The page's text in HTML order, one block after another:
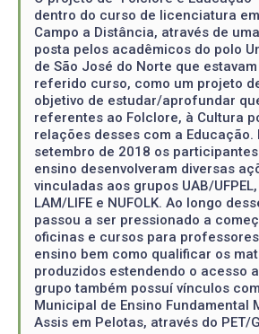
dentro do curso de licenciatura
Campo a Distância, através de
posta pelos acadêmicos do polo
de São José do Norte que
referido curso, como um projeto
objetivo de estudar/aprofundar
referentes ao Folclore, à Cultura
relações desses com a Educação.
setembro de 2018 os
ensino desenvolveram diversas
vinculadas aos grupos UAB/UFPEL,
LAM/LIFE e NUFOLK. Ao longo
passou a ser pressionado a
oficinas e cursos para
ensino bem como qualificar os
produzidos estendendo o acesso
grupo também possuí vínculos
Municipal de Ensino Fundamental
Assis em Pelotas, através do PET/